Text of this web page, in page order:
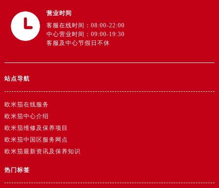
营业时间
客服在线时间：08:00-22:00
中心营业时间：09:00-19:30
客服及中心节假日不休
站点导航
欧米茄在线服务
欧米茄中心介绍
欧米茄维修及保养项目
欧米茄中国区服务网点
欧米茄最新资讯及保养知识
热门标签